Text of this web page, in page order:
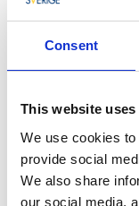
Consent
This website
We use cookies
provide social
We also share
our social media,
fastställts.
Det innebär att
offentliga aktörer:
- Initiera och